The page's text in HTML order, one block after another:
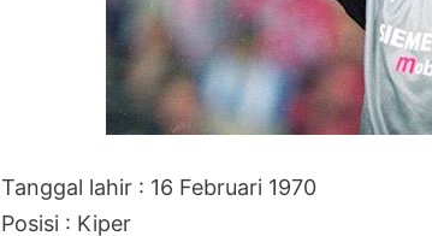
Tanggal lahir : 16 Februari 1970
Posisi : Kiper